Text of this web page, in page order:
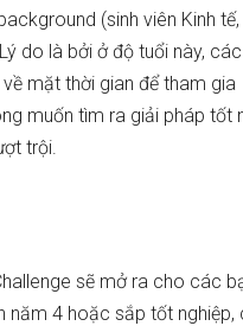
(sinh viên Kinh
do là bởi ở độ tuổi này,
mặt thời gian để tham gia
muốn tìm ra giải pháp tốt
trội.
sẽ mở ra cho các
năm 4 hoặc sắp tốt nghiệp,